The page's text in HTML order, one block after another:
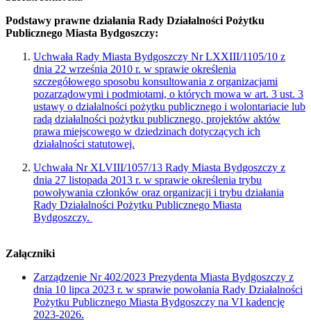
Podstawy prawne działania Rady Działalności Pożytku
Publicznego Miasta Bydgoszczy:
Uchwała Rady Miasta Bydgoszczy Nr LXXIII/1105/10 z
dnia 22 września 2010 r. w sprawie określenia
szczegółowego sposobu konsultowania z organizacjami
pozarządowymi i podmiotami, o których mowa w art. 3 ust. 3
ustawy o działalności pożytku publicznego i wolontariacie lub
radą działalności pożytku publicznego, projektów aktów
prawa miejscowego w dziedzinach dotyczących ich
działalności statutowej.
Uchwała Nr XLVIII/1057/13 Rady Miasta Bydgoszczy z
dnia 27 listopada 2013 r. w sprawie określenia trybu
powoływania członków oraz organizacji i trybu działania
Rady Działalności Pożytku Publicznego Miasta
Bydgoszczy.
Załączniki
Zarządzenie Nr 402/2023 Prezydenta Miasta Bydgoszczy z
dnia 10 lipca 2023 r. w sprawie powołania Rady Działalności
Pożytku Publicznego Miasta Bydgoszczy na VI kadencję
2023-2026.